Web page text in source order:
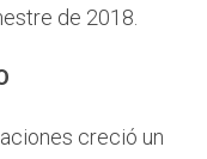
de 2018.
creció un